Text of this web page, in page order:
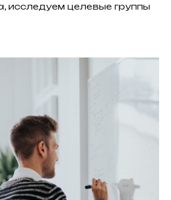
исследуем целевые группы